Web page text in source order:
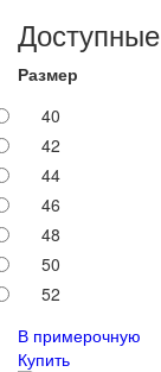
Размер
40
42
44
46
48
50
52
В примерочную
Купить